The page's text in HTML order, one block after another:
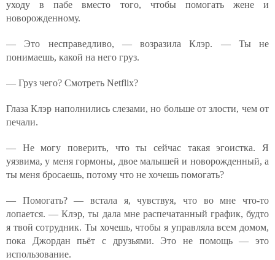
уходу в пабе вместо того, чтобы помогать жене и
новорожденному.
— Это несправедливо, — возразила Клэр. — Ты не
понимаешь, какой на него груз.
— Груз чего? Смотреть Netflix?
Глаза Клэр наполнились слезами, но больше от злости, чем от
печали.
— Не могу поверить, что ты сейчас такая эгоистка. Я
уязвима, у меня гормоны, двое малышей и новорожденный, а
ты меня бросаешь, потому что не хочешь помогать?
— Помогать? — встала я, чувствуя, что во мне что-то
лопается. — Клэр, ты дала мне распечатанный график, будто
я твой сотрудник. Ты хочешь, чтобы я управляла всем домом,
пока Джордан пьёт с друзьями. Это не помощь — это
использование.